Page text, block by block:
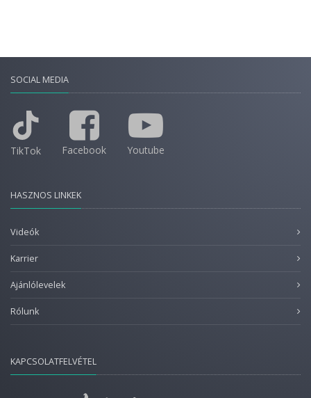
SOCIAL MEDIA
TikTok Facebook Youtube
HASZNOS LINKEK
Videók
Karrier
Ajánlólevelek
Rólunk
KAPCSOLATFELVÉTEL